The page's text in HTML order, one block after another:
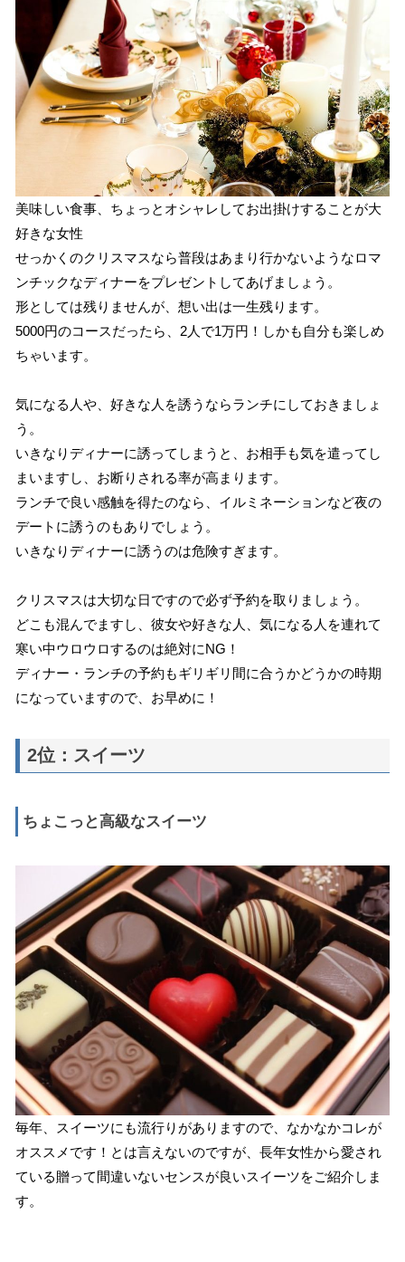
美味しい食事、ちょっとオシャレしてお出掛けすることが大
好きな女性
せっかくのクリスマスなら普段はあまり行かないようなロマ
ンチックなディナーをプレゼントしてあげましょう。
形としては残りませんが、想い出は一生残ります。
5000円のコースだったら、2人で1万円！しかも自分も楽しめ
ちゃいます。
気になる人や、好きな人を誘うならランチにしておきましょ
う。
いきなりディナーに誘ってしまうと、お相手も気を遣ってし
まいますし、お断りされる率が高まります。
ランチで良い感触を得たのなら、イルミネーションなど夜の
デートに誘うのもありでしょう。
いきなりディナーに誘うのは危険すぎます。
クリスマスは大切な日ですので必ず予約を取りましょう。
どこも混んでますし、彼女や好きな人、気になる人を連れて
寒い中ウロウロするのは絶対にNG！
ディナー・ランチの予約もギリギリ間に合うかどうかの時期
になっていますので、お早めに！
2位：スイーツ
ちょこっと高級なスイーツ
毎年、スイーツにも流行りがありますので、なかなかコレが
オススメです！とは言えないのですが、長年女性から愛され
ている贈って間違いないセンスが良いスイーツをご紹介しま
す。